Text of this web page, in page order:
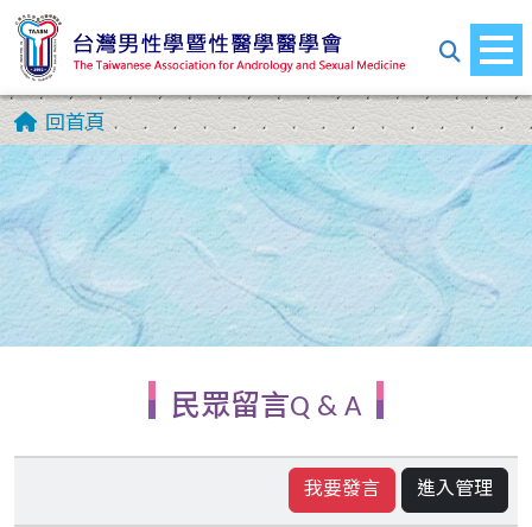
回首頁
民眾留言Q & A
我要發言 進入管理